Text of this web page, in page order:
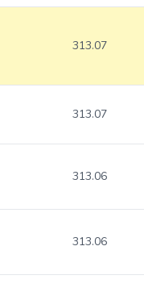
313.07
313.07
313.06
313.06